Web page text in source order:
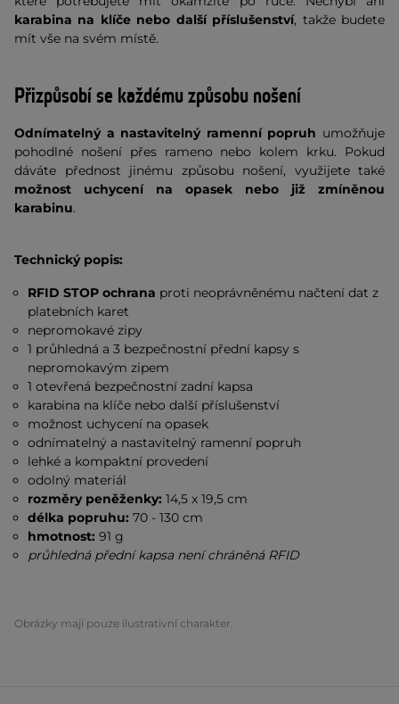
karabina na klíče nebo další příslušenství, takže budete
mít vše na svém místě.
Přizpůsobí se každému způsobu nošení
Odnímatelný a nastavitelný ramenní popruh umožňuje
pohodlné nošení přes rameno nebo kolem krku. Pokud
dáváte přednost jinému způsobu nošení, využijete také
možnost uchycení na opasek nebo již zmíněnou
karabinu.
Technický popis:
RFID STOP ochrana proti neoprávněnému načtení dat z
platebních karet
nepromokavé zipy
1 průhledná a 3 bezpečnostní přední kapsy s
nepromokavým zipem
1 otevřená bezpečnostní zadní kapsa
karabina na klíče nebo další příslušenství
možnost uchycení na opasek
odnímatelný a nastavitelný ramenní popruh
lehké a kompaktní provedení
odolný materiál
rozměry peněženky: 14,5 x 19,5 cm
délka popruhu:70 - 130 cm
hmotnost:91 g
průhledná přední kapsa není chráněná RFID
Obrázky mají pouze ilustrativní charakter.